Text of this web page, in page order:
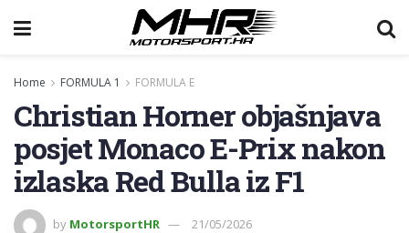
Home FORMULA 1 FORMULA E
Christian Horner objašnjava
posjet Monaco E-Prix nakon
izlaska Red Bulla iz F1
by MotorsportHR 21/05/2026